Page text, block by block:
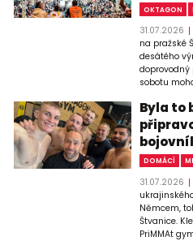
OKTAGON
31.07.2026
na pražské
desátého
doprovodný
sobotu
Byla to
DOMÁCÍ
31.07.2026
Němcem,
Štvanice.
PriMMAt